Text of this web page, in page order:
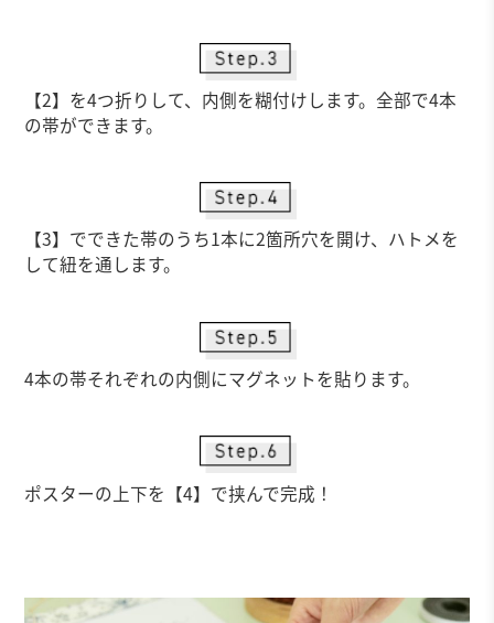
【2】を4つ折りして、内側を糊付けします。全部で4本
の帯ができます。
【3】でできた帯のうち1本に2箇所穴を開け、ハトメを
して紐を通します。
4本の帯それぞれの内側にマグネットを貼ります。
ポスターの上下を【4】で挟んで完成！